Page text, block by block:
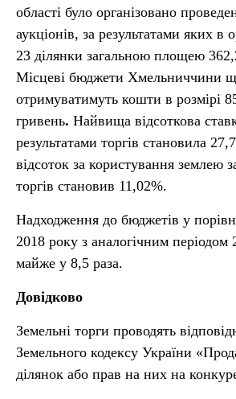
області було організовано
аукціонів, за результатами яких в
23 ділянки загальною площею
Місцеві бюджети Хмельниччини
отримуватимуть кошти в розмірі
гривень. Найвища відсоткова
результатами торгів становила
відсоток за користування землею
торгів становив 11,02%.
Надходження до бюджетів у
2018 року з аналогічним періодом
майже у 8,5 раза.
Довідково
Земельні торги проводять
Земельного кодексу України
ділянок або прав на них на